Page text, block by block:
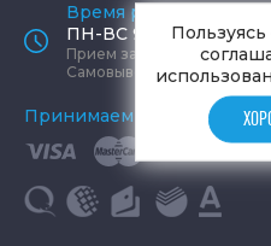
Время работы офиса
ПН-ВС 9:00 - 19:00
Прием заказов
Самовывоз ПН-СБ 9-19, ВС
Принимаем к оплате